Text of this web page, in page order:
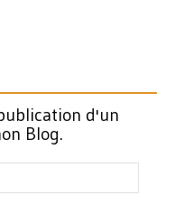
d'un
Blog.